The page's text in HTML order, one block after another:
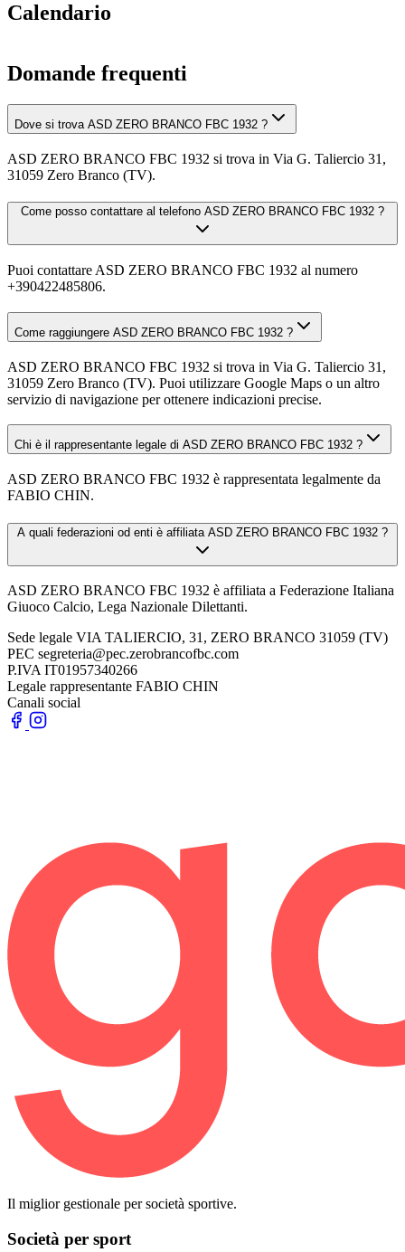
Calendario
Domande frequenti
Dove si trova ASD ZERO BRANCO FBC 1932 ?
ASD ZERO BRANCO FBC 1932 si trova in Via G. Taliercio 31,
31059 Zero Branco (TV).
Come posso contattare al telefono ASD ZERO BRANCO FBC 1932 ?
Puoi contattare ASD ZERO BRANCO FBC 1932 al numero
+390422485806.
Come raggiungere ASD ZERO BRANCO FBC 1932 ?
ASD ZERO BRANCO FBC 1932 si trova in Via G. Taliercio 31,
31059 Zero Branco (TV). Puoi utilizzare Google Maps o un altro
servizio di navigazione per ottenere indicazioni precise.
Chi è il rappresentante legale di ASD ZERO BRANCO FBC 1932 ?
ASD ZERO BRANCO FBC 1932 è rappresentata legalmente da
FABIO CHIN.
A quali federazioni od enti è affiliata ASD ZERO BRANCO FBC 1932 ?
ASD ZERO BRANCO FBC 1932 è affiliata a Federazione Italiana
Giuoco Calcio, Lega Nazionale Dilettanti.
Sede legale VIA TALIERCIO, 31, ZERO BRANCO 31059 (TV)
PEC segreteria@pec.zerobrancofbc.com
P.IVA IT01957340266
Legale rappresentante FABIO CHIN
Canali social
Il miglior gestionale per società sportive.
Società per sport